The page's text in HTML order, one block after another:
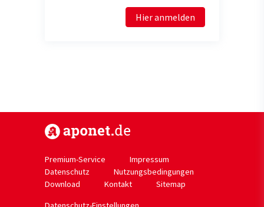
Hier anmelden
Premium-Service
Impressum
Datenschutz
Nutzungsbedingungen
Download
Kontakt
Sitemap